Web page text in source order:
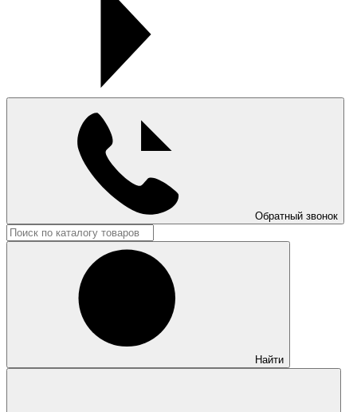
Обратный звонок
Найти